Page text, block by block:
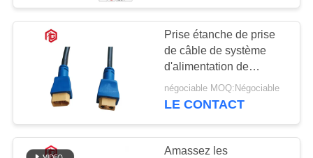
CONTRÔLE
DE
QUALITÉ
PLAN
DU
SITE
Connecteur
imperméable de
données
41
Prise étanche de prise
de câble de système
d'alimentation de
remplissage de
connecteur d'IP68 XT60
négociable MOQ:Négociable
LE CONTACT
Amassez les